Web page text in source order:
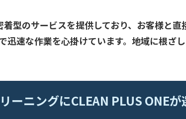
型のサービスを提供しており、お客様と
迅速な作業を心掛けています。地域に根
ーニングにCLEAN PLUS ONE